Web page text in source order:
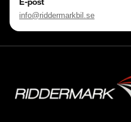
info@riddermarkbil.se